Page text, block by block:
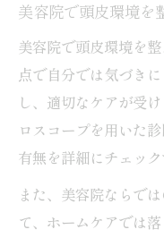
美容院で頭皮環境を
美容院で頭皮環境を
点で自分では気づき
し、適切なケアが受
ロスコープを用いた
有無を詳細にチェック
また、美容院ならで
て、ホームケアでは